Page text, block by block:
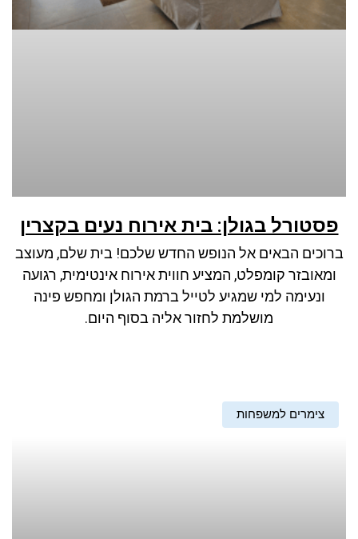
brightness_low
font_download סמן קישורים
פסטורל בגולן: בית אירוח נעים בקצרין
ברוכים הבאים אל הנופש החדש שלכם! בית שלם, מעוצב
ומאובזר קומפלט, המציע חווית אירוח אינטימית, רגועה
ונעימה למי שמגיע לטייל ברמת הגולן ומחפש פינה
מושלמת לחזור אליה בסוף היום.
צימרים למשפחות